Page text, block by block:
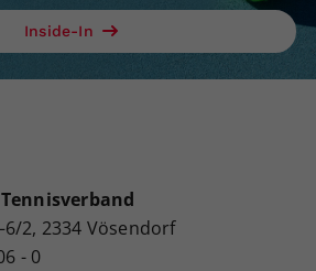
Inside-In
2, 2334 Vösendorf
- 0